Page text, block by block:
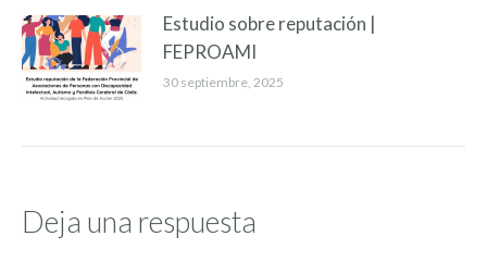
Estudio sobre reputación |
FEPROAMI
30 septiembre, 2025
Deja una respuesta